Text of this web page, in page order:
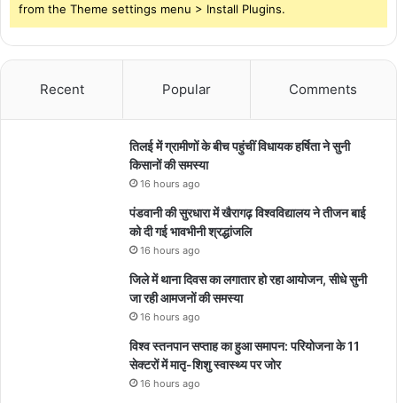
from the Theme settings menu > Install Plugins.
Recent Popular Comments
तिलई में ग्रामीणों के बीच पहुंचीं विधायक हर्षिता ने सुनी
किसानों की समस्या
16 hours ago
पंडवानी की सुरधारा में खैरागढ़ विश्वविद्यालय ने तीजन बाई
को दी गई भावभीनी श्रद्धांजलि
16 hours ago
जिले में थाना दिवस का लगातार हो रहा आयोजन, सीधे सुनी
जा रही आमजनों की समस्या
16 hours ago
विश्व स्तनपान सप्ताह का हुआ समापन: परियोजना के 11
सेक्टरों में मातृ-शिशु स्वास्थ्य पर जोर
16 hours ago